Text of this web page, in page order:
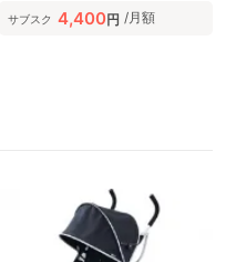
サブスク 4,400円 /月額